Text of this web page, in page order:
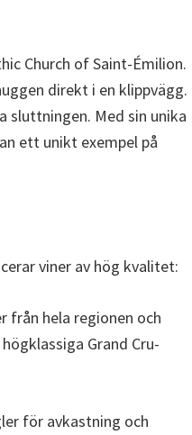
Church of Saint-Émilion.
direkt i en klippvägg.
sluttningen. Med sin unika
ett unikt exempel på
viner av hög kvalitet:
från hela regionen och
Grand Cru-
för avkastning och